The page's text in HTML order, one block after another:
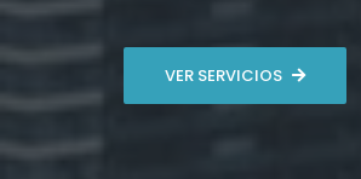
VER SERVICIOS